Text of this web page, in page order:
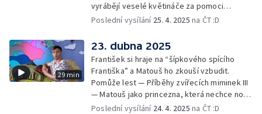
vyrábějí veselé květináče za pomoci
skořápek z velikonočních vajíček… —
obrázky + rozloučení
Poslední vysílání 25. 4. 2025 na ČT :D
29 min
23. dubna 2025
František si hraje na “šípkového spícího
Františka” a Matouš ho zkouší vzbudit.
Pomůže lest — Příběhy zvířecích miminek III
— Matouš jako princezna, která nechce nosit
brýle… — Cvoček astronautem — Nestyďte
Poslední vysílání 24. 4. 2025 na ČT :D